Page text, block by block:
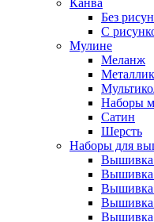
Канва
Без
С
Мулине
Меланж
Металлик
Наборы
Сатин
Шерсть
Наборы для
Вышивка
Вышивка
Вышивка
Вышивка
Вышивка